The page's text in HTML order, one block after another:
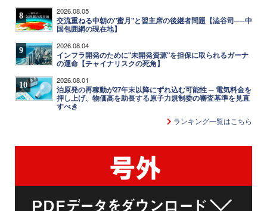
8 2026.08.05
交流重ねる中朝の"蜜月"と習主席の後継者問題【澁谷司──中
国包囲網の現在地】
9 2026.08.04
インフラ開発のために"未開発資源"を担保に取られるガーナ
の運命【チャイナリスクの死角】
10 2026.08.01
泊原発の再稼動が27年末以降にずれ込む可能性 ─ 電気料金を
押し上げ、物価高を助長する原子力規制委の審査基準を見直
すべき
ランキング一覧はこちら